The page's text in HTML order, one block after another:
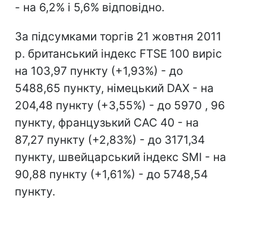
- на 6,2% і 5,6% відповідно.
За підсумками торгів 21 жовтня 2011
р. британський індекс FTSE 100 виріс
на 103,97 пункту (+1,93%) - до
5488,65 пункту, німецький DAX - на
204,48 пункту (+3,55%) - до 5970 , 96
пункту, французький CAC 40 - на
87,27 пункту (+2,83%) - до 3171,34
пункту, швейцарський індекс SMI - на
90,88 пункту (+1,61%) - до 5748,54
пункту.